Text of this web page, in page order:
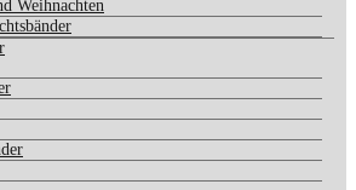
Weihnachten